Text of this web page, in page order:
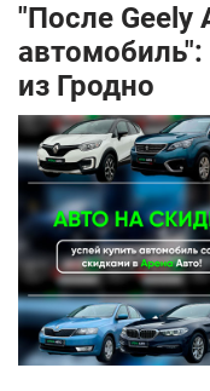
"После Geely
из Гродно